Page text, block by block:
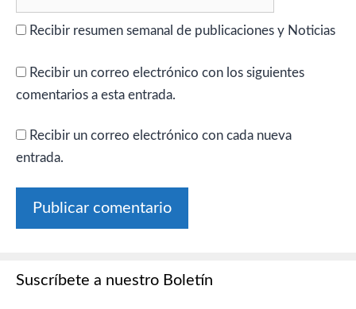
Recibir resumen semanal de publicaciones y Noticias
Recibir un correo electrónico con los siguientes
comentarios a esta entrada.
Recibir un correo electrónico con cada nueva
entrada.
Suscríbete a nuestro Boletín